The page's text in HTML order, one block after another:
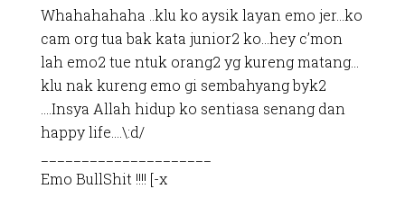
Whahahahaha ..klu ko aysik layan emo jer…ko
cam org tua bak kata junior2 ko…hey c’mon
lah emo2 tue ntuk orang2 yg kureng matang…
klu nak kureng emo gi sembahyang byk2
….Insya Allah hidup ko sentiasa senang dan
happy life….\:d/
Emo BullShit !!!! [-x